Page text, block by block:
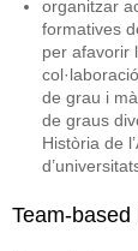
organitzar
formatives
per afavorir
de grau i
de graus
Història de
Team-